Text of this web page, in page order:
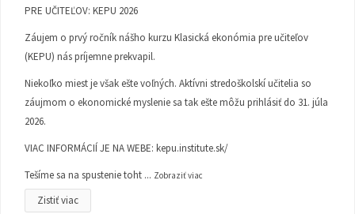
PRE UČITEĽOV: KEPU 2026
Záujem o prvý ročník nášho kurzu Klasická ekonómia pre učiteľov
(KEPU) nás príjemne prekvapil.
Niekoľko miest je však ešte voľných. Aktívni stredoškolskí učitelia so
záujmom o ekonomické myslenie sa tak ešte môžu prihlásiť do 31. júla
2026.
VIAC INFORMÁCIÍ JE NA WEBE: kepu.institute.sk/
Tešíme sa na spustenie toht ... Zobraziť viac
Zistiť viac